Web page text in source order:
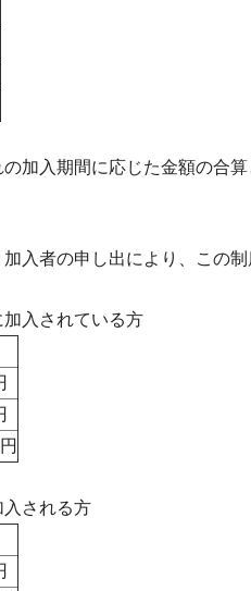
加入期間に応じた金額の合算
加入者の申し出により、この
入されている方
される方